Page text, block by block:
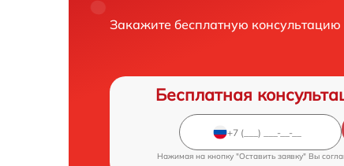
Закажите бесплатную консультацию
Бесплатная
Нажимая на кнопку "Оставить заявку" Вы